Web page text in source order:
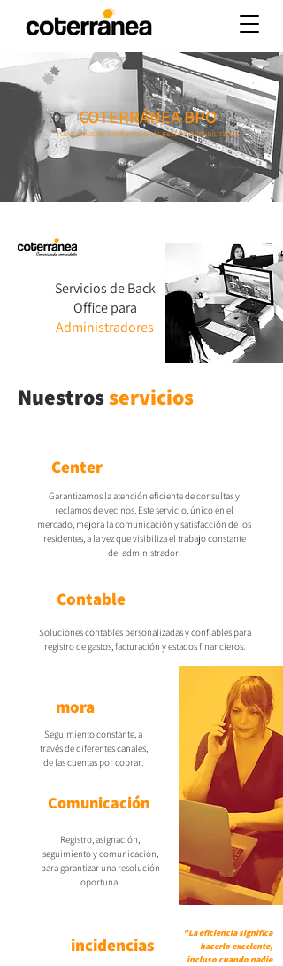
COTERRÁNEA BPO
Tus aliados de confianza en la gestión administrativa
Servicios de Back
Office para
Administradores
Nuestrosservicios
Center
Garantizamos la atención eficiente de consultas y
reclamos de vecinos. Este servicio, único en el
mercado, mejora la comunicación y satisfacción de los
residentes, a la vez que visibiliza el trabajo constante
del administrador.
Contable
Soluciones contables personalizadas y confiables para
registro de gastos, facturación y estados financieros.
mora
Seguimiento constante, a
través de diferentes canales,
de las cuentas por cobrar.
Comunicación
Registro, asignación,
seguimiento y comunicación,
para garantizar una resolución
oportuna.
incidencias
"La eficiencia significa
hacerlo excelente,
incluso cuando nadie